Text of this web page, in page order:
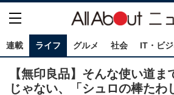
連載 ライフ グルメ 社会 IT・ビ
【無印良品】そんな使い道
じゃない、「シュロの棒たわ